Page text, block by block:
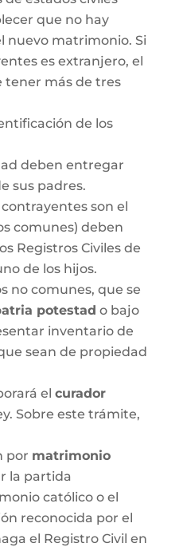
que no hay
nuevo matrimonio. Si
es extranjero, el
tener más de tres
de los
deben entregar
sus padres.
son el
comunes) deben
Registros Civiles de
de los hijos.
no comunes, que se
potestad o bajo
inventario de
sean de propiedad
el curador
Sobre este trámite,
por matrimonio
la partida
católico o el
reconocida por el
el Registro Civil en